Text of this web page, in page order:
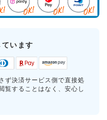
います
ず決済サービス側で直接処
覧することはなく、安心し